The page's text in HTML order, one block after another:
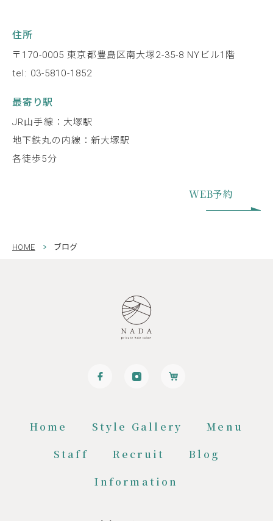
住所
〒170-0005 東京都豊島区南大塚2-35-8 NYビル1階
tel: 03-5810-1852
最寄り駅
JR山手線：大塚駅
地下鉄丸の内線：新大塚駅
各徒歩5分
WEB予約
HOME ブログ
Home Style Gallery
Menu
Staff
Recruit
Blog
Information